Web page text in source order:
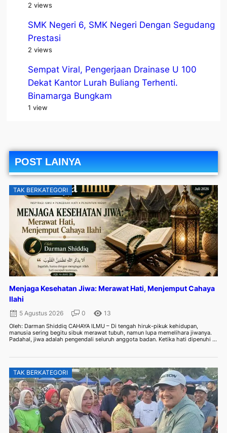
2 views
SMK Negeri 6, SMK Negeri Dengan Segudang
Prestasi
2 views
Sempat Viral, Pengerjaan Drainase U 100
Dekat Kantor Lurah Buliang Terhenti.
Binamarga Bungkam
1 view
POST LAINYA
TAK BERKATEGORI
Menjaga Kesehatan Jiwa: Merawat Hati, Menjemput Cahaya
Ilahi
5 Agustus 2026 0 13
Oleh: Darman Shiddiq CAHAYA ILMU – Di tengah hiruk-pikuk kehidupan,
manusia sering begitu sibuk merawat tubuh, namun lupa memelihara jiwanya.
Padahal, jiwa adalah pengendali seluruh anggota badan. Ketika hati dipenuhi ...
TAK BERKATEGORI